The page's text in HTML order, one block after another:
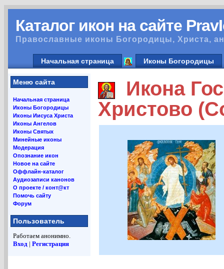
Каталог икон на сайте
Православные иконы Богородицы, Христа,
Начальная страница Иконы Богородицы
Меню сайта
Начальная страница
Иконы Богородицы
Иконы Иисуса Христа
Иконы Ангелов
Иконы Святых
Минейные иконы
Модерация
Опознание икон
Новое на сайте
Оффлайн-каталог
Аудиозаписи канонов
О проекте / конт@кт
Помочь сайту
Форум
Пользователь
Работаем анонимно.
Вход | Регистрация
Икона
Христово